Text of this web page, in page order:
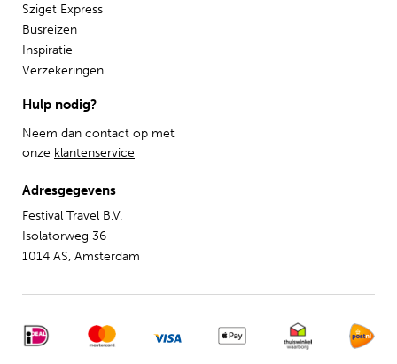
Sziget Express
Busreizen
Inspiratie
Verzekeringen
Hulp nodig?
Neem dan contact op met
onze klantenservice
Adresgegevens
Festival Travel B.V.
Isolatorweg 36
1014 AS, Amsterdam